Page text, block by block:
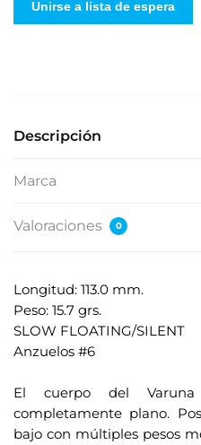
d
r
c
ó
n
d
e
r
Unirse a lista de espera
Descripción
Marca
Valoraciones 0
Longitud: 113.0 mm.
Peso: 15.7 grs.
SLOW FLOATING/SILENT
Anzuelos #6
El cuerpo del
completamente plano.
bajo con múltiples pesos